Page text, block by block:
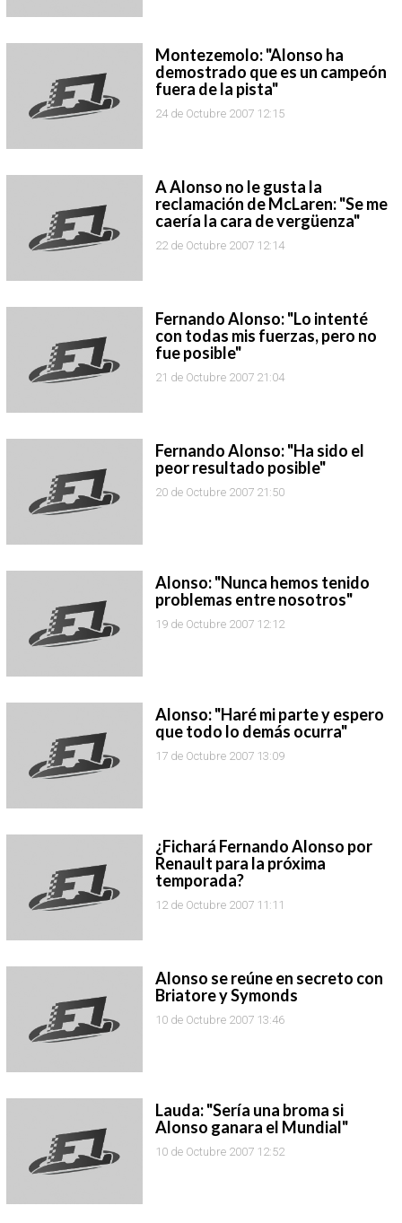
Montezemolo: "Alonso ha
demostrado que es un campeón
fuera de la pista"
24 de Octubre 2007 12:15
A Alonso no le gusta la
reclamación de McLaren: "Se me
caería la cara de vergüenza"
22 de Octubre 2007 12:14
Fernando Alonso: "Lo intenté
con todas mis fuerzas, pero no
fue posible"
21 de Octubre 2007 21:04
Fernando Alonso: "Ha sido el
peor resultado posible"
20 de Octubre 2007 21:50
Alonso: "Nunca hemos tenido
problemas entre nosotros"
19 de Octubre 2007 12:12
Alonso: "Haré mi parte y espero
que todo lo demás ocurra"
17 de Octubre 2007 13:09
¿Fichará Fernando Alonso por
Renault para la próxima
temporada?
12 de Octubre 2007 11:11
Alonso se reúne en secreto con
Briatore y Symonds
10 de Octubre 2007 13:46
Lauda: "Sería una broma si
Alonso ganara el Mundial"
10 de Octubre 2007 12:52